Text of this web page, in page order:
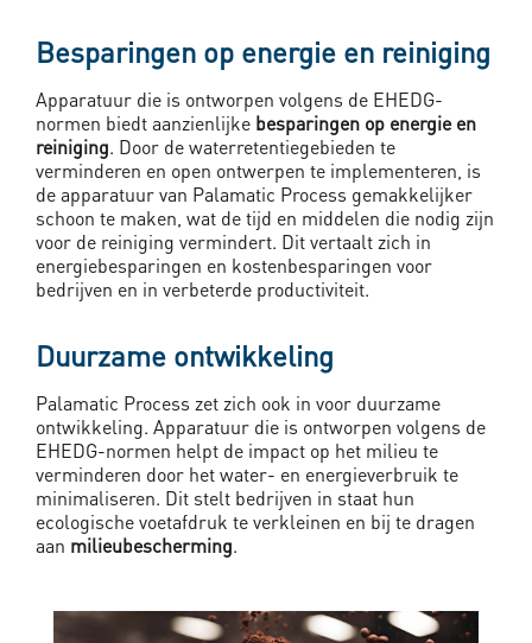
Besparingen op energie en reiniging
Apparatuur die is ontworpen volgens de EHEDG-
normen biedt aanzienlijke besparingen op energie en
reiniging. Door de waterretentiegebieden te
verminderen en open ontwerpen te implementeren, is
de apparatuur van Palamatic Process gemakkelijker
schoon te maken, wat de tijd en middelen die nodig zijn
voor de reiniging vermindert. Dit vertaalt zich in
energiebesparingen en kostenbesparingen voor
bedrijven en in verbeterde productiviteit.
Duurzame ontwikkeling
Palamatic Process zet zich ook in voor duurzame
ontwikkeling. Apparatuur die is ontworpen volgens de
EHEDG-normen helpt de impact op het milieu te
verminderen door het water- en energieverbruik te
minimaliseren. Dit stelt bedrijven in staat hun
ecologische voetafdruk te verkleinen en bij te dragen
aan milieubescherming.